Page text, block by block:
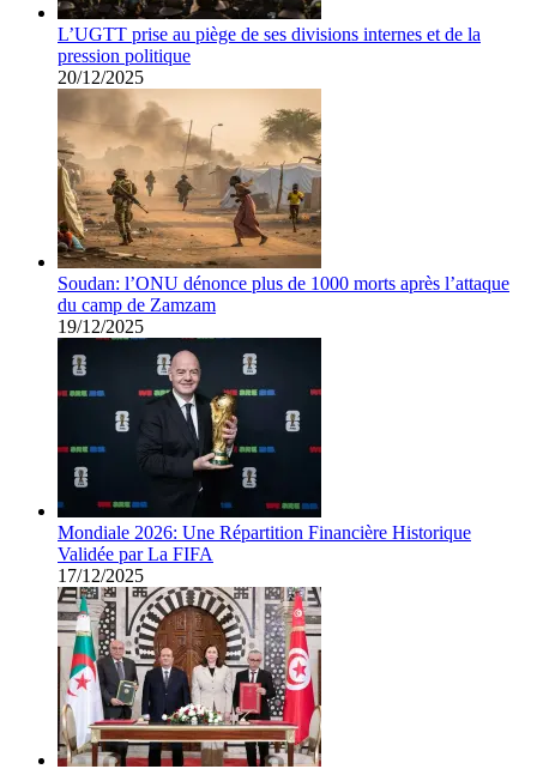
L’UGTT prise au piège de ses divisions internes et de la
pression politique
20/12/2025
Soudan: l’ONU dénonce plus de 1000 morts après l’attaque
du camp de Zamzam
19/12/2025
Mondiale 2026: Une Répartition Financière Historique
Validée par La FIFA
17/12/2025